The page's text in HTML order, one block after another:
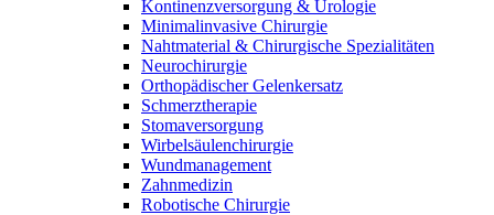
Produktkatalog
Finden Sie das Produkt, das Sie suchen. Besuchen Sie den B.
Braun Produktkatalog mit unserem kompletten Portfolio.
Innovation Hub
Lassen Sie uns Innovationen in der Medizintechnologie
gemeinsam vorantreiben. Erfahren Sie mehr über den
Innovation Hub und überzeugen Sie uns mit Ihrer Idee.
Kontinenzversorgung & Urologie
Minimalinvasive Chirurgie
Nahtmaterial & Chirurgische Spezialitäten
Neurochirurgie
Orthopädischer Gelenkersatz
Schmerztherapie
Stomaversorgung
Wirbelsäulenchirurgie
Wundmanagement
Zahnmedizin
Robotische Chirurgie